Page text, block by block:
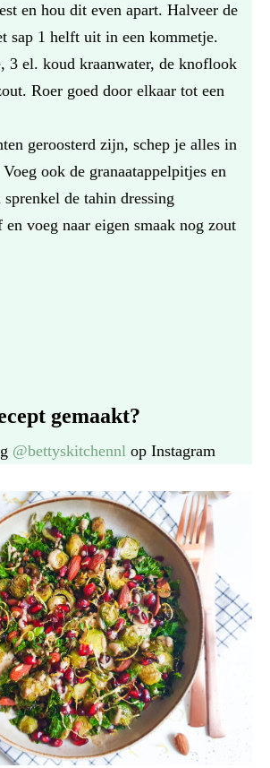
en hou dit even apart. Halveer de
sap 1 helft uit in een kommetje.
3 el. koud kraanwater, de knoflook
Roer goed door elkaar tot een
geroosterd zijn, schep je alles in
Voeg ook de granaatappelpitjes en
de tahin dressing
en voeg naar eigen smaak nog zout
gemaakt?
@bettyskitchennl op Instagram